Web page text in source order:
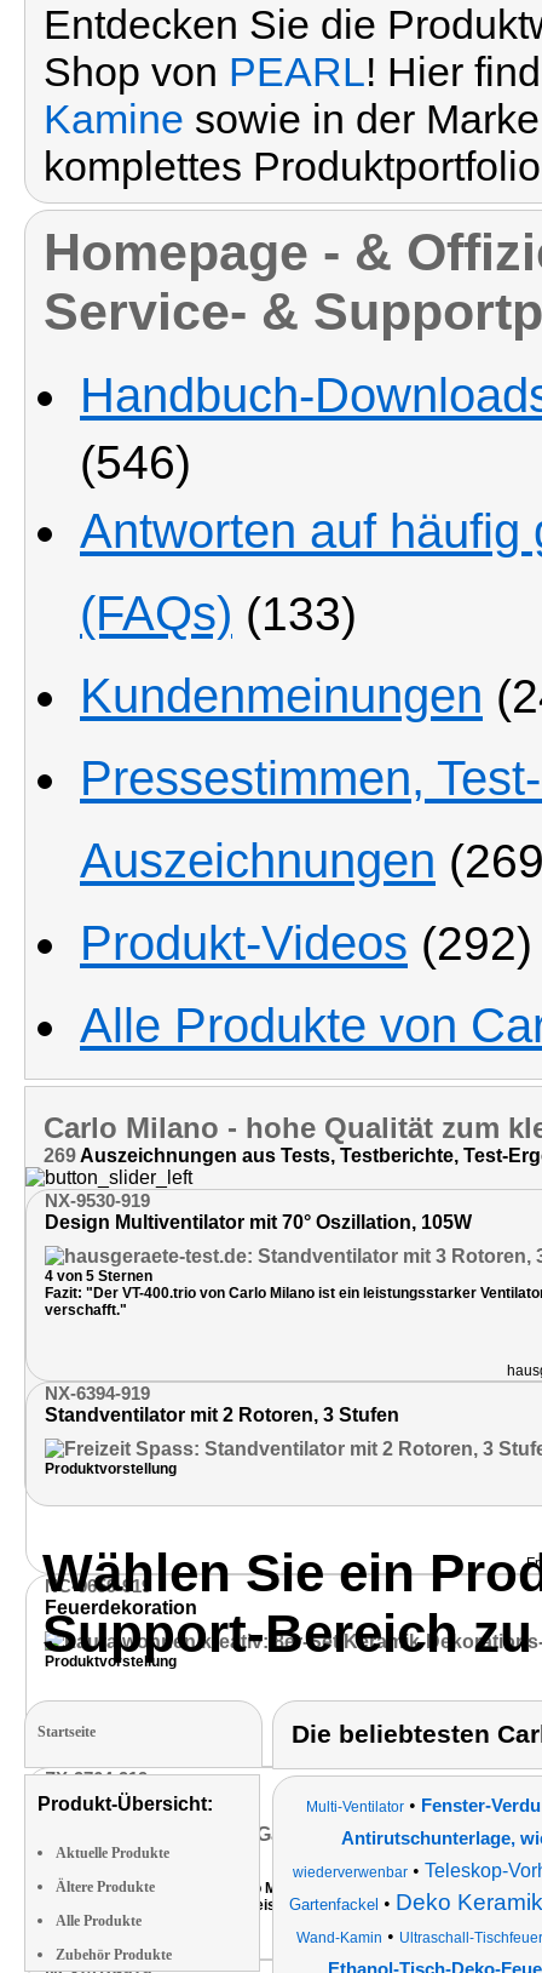
Entdecken Sie die
Shop von PEARL! Hier
Kamine sowie in der
komplettes
Homepage - &
Service- &
Handbuch-
(546)
Antworten auf häufig
(FAQs) (133)
Kundenmeinungen
Pressestimmen,
Auszeichnungen
Produkt-Videos (292)
Alle Produkte von
Carlo Milano - hohe Qualität zum
269Auszeichnungen aus Tests, Testberichte, Test-
NX-9530-919
Design Multiventilator mit 70° Oszillation, 105W
4 von 5 Sternen
Fazit: "Der VT-400.trio von Carlo Milano ist ein leistungsstarker
verschafft."
NX-6394-919
Standventilator mit 2 Rotoren, 3 Stufen
Produktvorstellung
NC-9659-919
Feuerdekoration
Produktvorstellung
ZX-9764-919
Edelstahl Fackel
Kaufempfehlung
Fazit: "Gartenfackeln von Carlo Milano in zeitlosem Edelstahl-Design
hier ein unschlagbares Preis-Leistungs-Verhältnis besteht!"
Wählen Sie ein
Support-Bereich
Startseite
Produkt-Übersicht:
Aktuelle Produkte
Ältere Produkte
Alle Produkte
Zubehör Produkte
Die beliebtesten
Multi-Ventilator • Fenster-
Antirutschunterlage,
wiederverwenbar • Teleskop-
Gartenfackel • Deko
Wand-Kamin • Ultraschall-